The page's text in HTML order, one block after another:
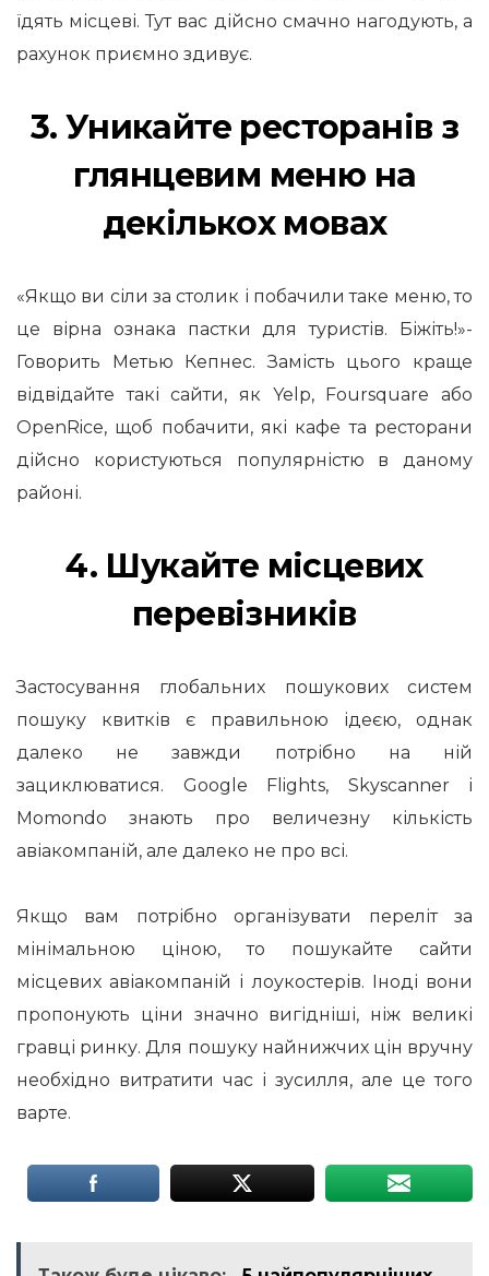
їдять місцеві. Тут вас дійсно смачно нагодують, а
рахунок приємно здивує.
3. Уникайте ресторанів з
глянцевим меню на
декількох мовах
«Якщо ви сіли за столик і побачили таке меню, то
це вірна ознака пастки для туристів. Біжіть!»-
Говорить Метью Кепнес. Замість цього краще
відвідайте такі сайти, як Yelp, Foursquare або
OpenRice, щоб побачити, які кафе та ресторани
дійсно користуються популярністю в даному
районі.
4. Шукайте місцевих
перевізників
Застосування глобальних пошукових систем
пошуку квитків є правильною ідеєю, однак
далеко не завжди потрібно на ній
зациклюватися. Google Flights, Skyscanner і
Momondo знають про величезну кількість
авіакомпаній, але далеко не про всі.
Якщо вам потрібно організувати переліт за
мінімальною ціною, то пошукайте сайти
місцевих авіакомпаній і лоукостерів. Іноді вони
пропонують ціни значно вигідніші, ніж великі
гравці ринку. Для пошуку найнижчих цін вручну
необхідно витратити час і зусилля, але це того
варте.